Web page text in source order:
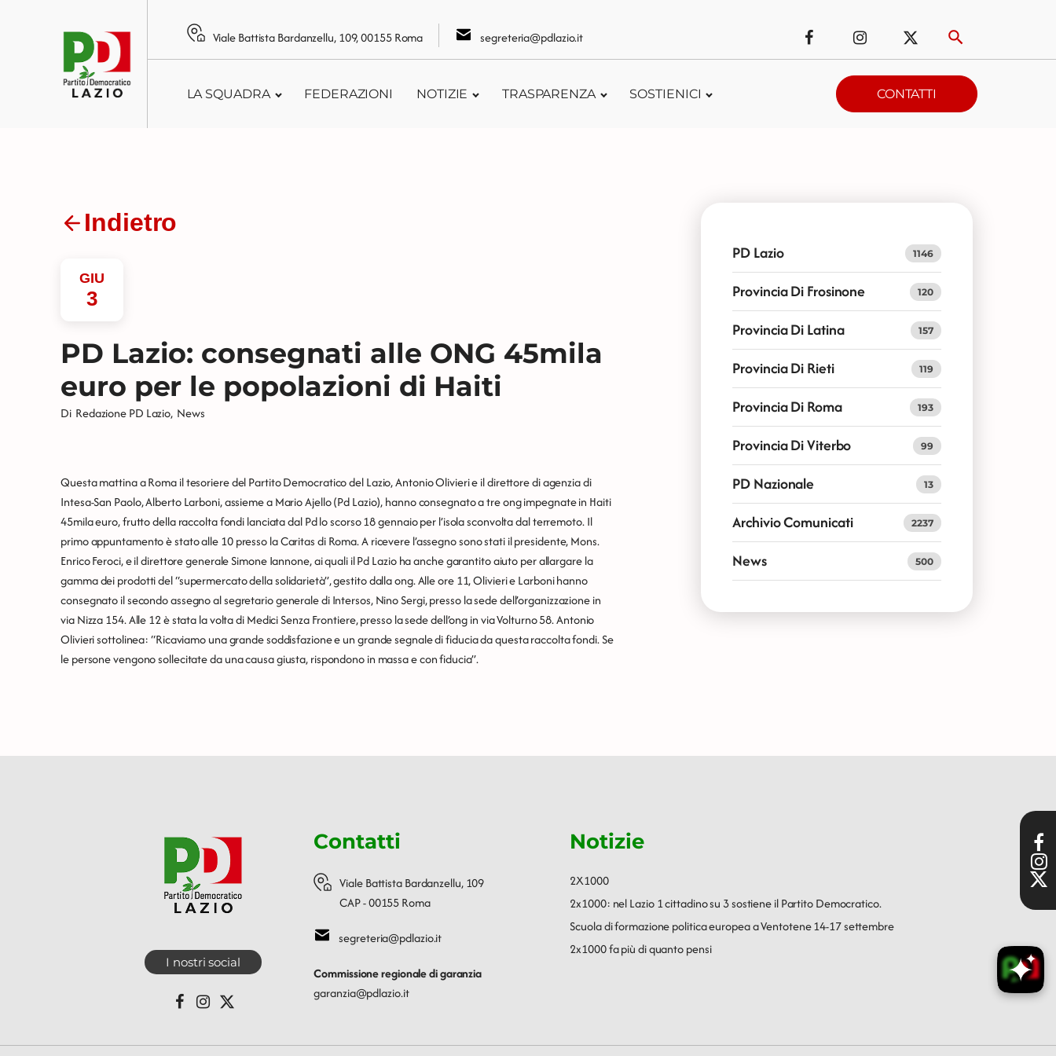
Viale Battista Bardanzellu, 109, 00155 Roma segreteria@pdlazio.it
LA SQUADRA FEDERAZIONI NOTIZIE TRASPARENZA SOSTIENICI CONTATTI
Indietro
GIU
3
PD Lazio: consegnati alle ONG 45mila
euro per le popolazioni di Haiti
Di Redazione PD Lazio, News
Questa mattina a Roma il tesoriere del Partito Democratico del Lazio, Antonio Olivieri e il direttore di agenzia di
Intesa-San Paolo, Alberto Larboni, assieme a Mario Ajello (Pd Lazio), hanno consegnato a tre ong impegnate in Haiti
45mila euro, frutto della raccolta fondi lanciata dal Pd lo scorso 18 gennaio per l’isola sconvolta dal terremoto. Il
primo appuntamento è stato alle 10 presso la Caritas di Roma. A ricevere l’assegno sono stati il presidente, Mons.
Enrico Feroci, e il direttore generale Simone Iannone, ai quali il Pd Lazio ha anche garantito aiuto per allargare la
gamma dei prodotti del “supermercato della solidarietà”, gestito dalla ong. Alle ore 11, Olivieri e Larboni hanno
consegnato il secondo assegno al segretario generale di Intersos, Nino Sergi, presso la sede dell’organizzazione in
via Nizza 154. Alle 12 è stata la volta di Medici Senza Frontiere, presso la sede dell’ong in via Volturno 58. Antonio
Olivieri sottolinea: “Ricaviamo una grande soddisfazione e un grande segnale di fiducia da questa raccolta fondi. Se
le persone vengono sollecitate da una causa giusta, rispondono in massa e con fiducia”.
PD Lazio 1146
Provincia Di Frosinone 120
Provincia Di Latina 157
Provincia Di Rieti 119
Provincia Di Roma 193
Provincia Di Viterbo 99
PD Nazionale 13
Archivio Comunicati 2237
News 500
I nostri social
Contatti
Viale Battista Bardanzellu, 109
CAP - 00155 Roma
segreteria@pdlazio.it
Commissione regionale di garanzia
garanzia@pdlazio.it
Notizie
2X1000
2x1000: nel Lazio 1 cittadino su 3 sostiene il Partito Democratico.
Scuola di formazione politica europea a Ventotene 14-17 settembre
2x1000 fa più di quanto pensi